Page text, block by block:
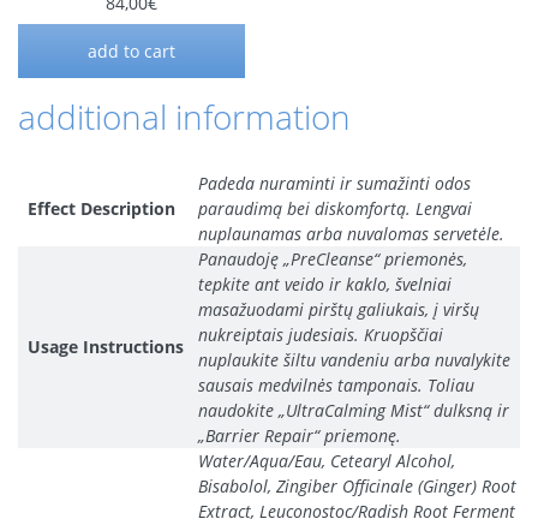
add to cart
additional information
Effect Description
Padeda nuraminti ir sumažinti odos
paraudimą bei diskomfortą. Lengvai
nuplaunamas arba nuvalomas servetėle.
Usage Instructions
Panaudoję „PreCleanse“ priemonės,
tepkite ant veido ir kaklo, švelniai
masažuodami pirštų galiukais, į viršų
nukreiptais judesiais. Kruopščiai
nuplaukite šiltu vandeniu arba nuvalykite
sausais medvilnės tamponais. Toliau
naudokite „UltraCalming Mist“ dulksną ir
„Barrier Repair“ priemonę.
Water/Aqua/Eau, Cetearyl Alcohol,
Bisabolol, Zingiber Officinale (Ginger) Root
Extract, Leuconostoc/Radish Root Ferment